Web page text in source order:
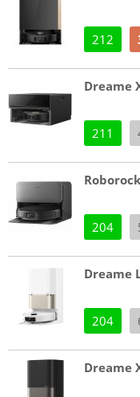
212
Dreame
211
204
Dreame
204
Dreame